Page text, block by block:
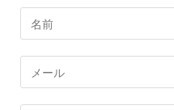
メ
ン
ー
ル